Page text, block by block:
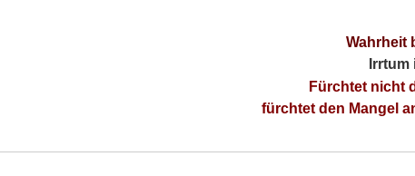
Wahrheit
Fürchtet nicht
fürchtet den Mangel